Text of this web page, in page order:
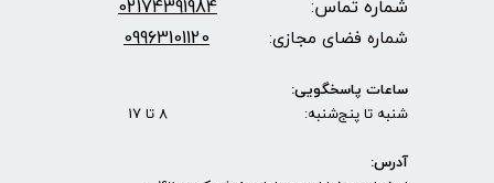
شماره تماس: 02174391984
شماره فضای مجازی: 09963101120
ساعات پاسخگویی:
شنبه تا پنج‌شنبه: 8 تا 17
آدرس: